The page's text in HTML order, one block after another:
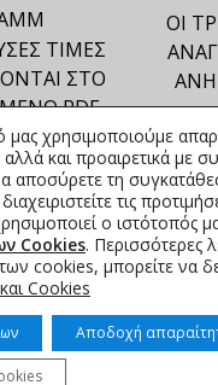
ΤΙΜΕΣ
ΣΤΟ
PDF
ΟΙ
μας χρησιμοποιούμε
και προαιρετικά με
αποσύρετε τη
τις
ο ιστότοπός
Cookies. Περισσότερες
cookies, μπορείτε να
Cookies
Αποδοχή